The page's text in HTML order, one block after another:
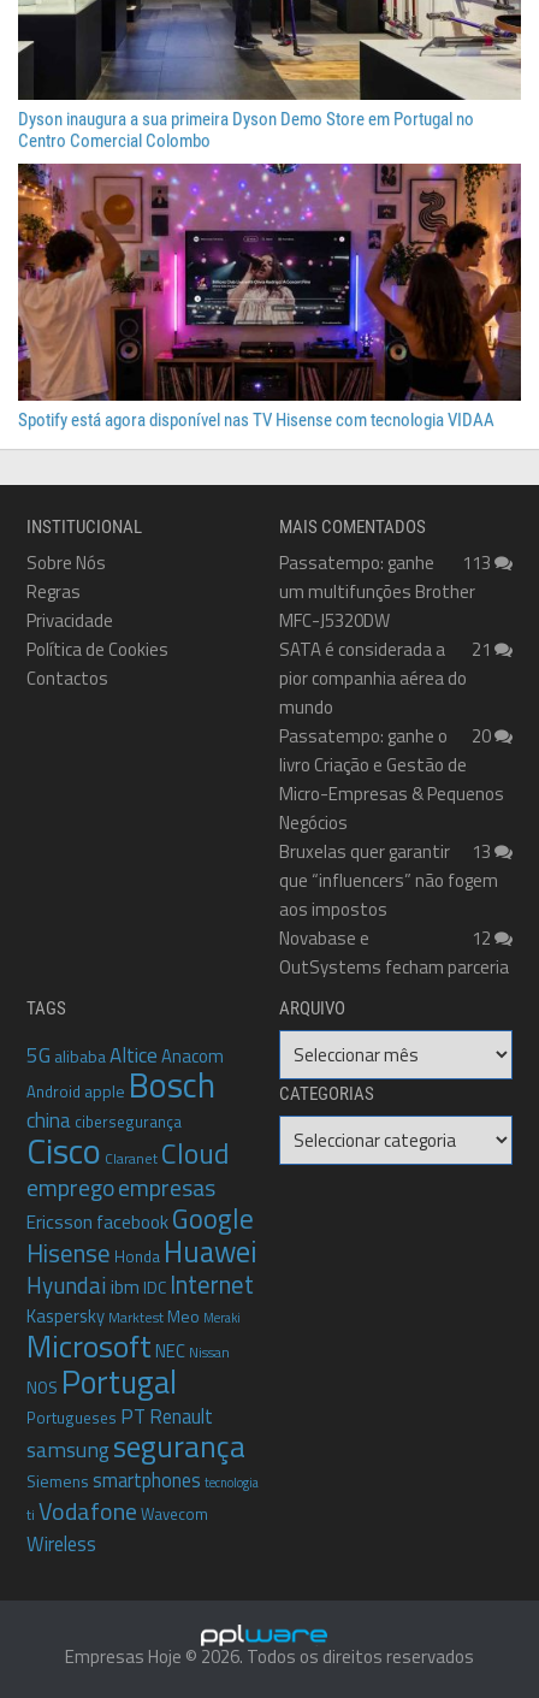
Dyson inaugura a sua primeira Dyson Demo Store em Portugal no
Centro Comercial Colombo
Spotify está agora disponível nas TV Hisense com tecnologia VIDAA
INSTITUCIONAL
Sobre Nós
Regras
Privacidade
Política de Cookies
Contactos
MAIS COMENTADOS
113
Passatempo: ganhe
um multifunções Brother
MFC-J5320DW
21
SATA é considerada a
pior companhia aérea do
mundo
20
Passatempo: ganhe o
livro Criação e Gestão de
Micro-Empresas & Pequenos
Negócios
13
Bruxelas quer garantir
que “influencers” não fogem
aos impostos
12
Novabase e
OutSystems fecham parceria
TAGS
5G alibabaAlticeAnacom
Android apple Bosch
china cibersegurança
Cisco Claranet Cloud
empregoempresas
Ericsson facebookGoogle
Hisense Honda Huawei
Hyundai ibm IDC Internet
Kaspersky Marktest Meo Meraki
MicrosoftNEC Nissan
NOS Portugal
Portugueses PT Renault
samsungsegurança
Siemenssmartphones tecnologia
ti Vodafone Wavecom
Wireless
ARQUIVO
Arquivo
CATEGORIAS
Categorias
Empresas Hoje © 2026. Todos os direitos reservados